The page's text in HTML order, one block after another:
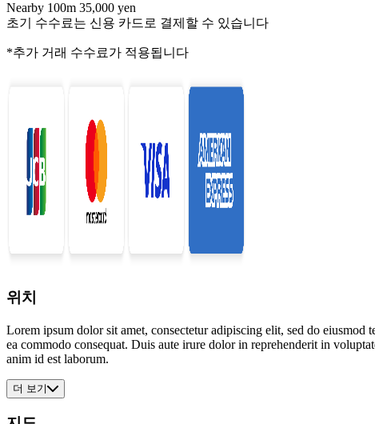
Nearby 100m 35,000 yen
초기 수수료는 신용 카드로 결제할 수 있습니다
*추가 거래 수수료가 적용됩니다
위치
Lorem ipsum dolor sit amet, consectetur adipiscing elit, sed do
ea commodo consequat. Duis aute irure dolor in reprehenderit in
anim id est laborum.
더 보기